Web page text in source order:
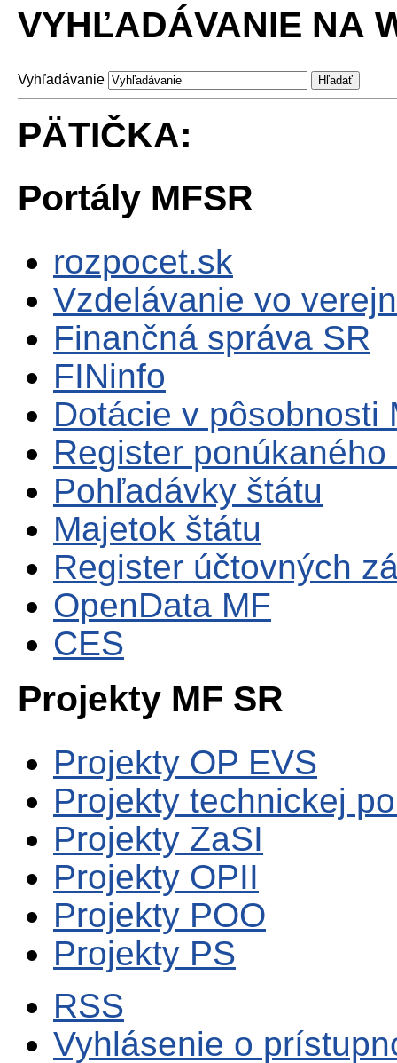
VYHĽADÁVANIE NA
Vyhľadávanie
PÄTIČKA:
Portály MFSR
rozpocet.sk
Vzdelávanie vo
Finančná správa SR
FINinfo
Dotácie v pôsobnosti
Register
Pohľadávky štátu
Majetok štátu
Register účtovných
OpenData MF
CES
Projekty MF SR
Projekty OP EVS
Projekty technickej
Projekty ZaSI
Projekty OPII
Projekty POO
Projekty PS
RSS
Vyhlásenie o